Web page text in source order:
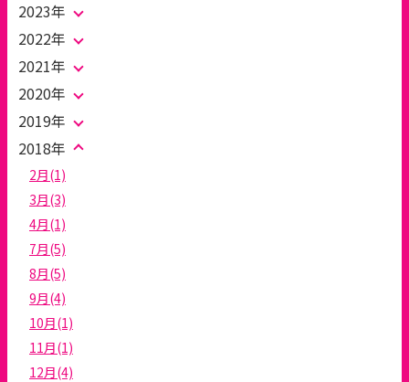
2023年
2022年
2021年
2020年
2019年
2018年
2月(1)
3月(3)
4月(1)
7月(5)
8月(5)
9月(4)
10月(1)
11月(1)
12月(4)